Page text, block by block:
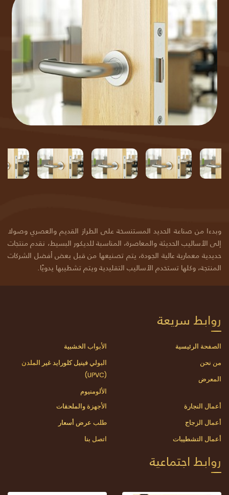
وبدءا من صناعة الحديد المستنسخة على الطراز القديم والعصري وصولا
إلى الأساليب الحديثة والمعاصرة، المناسبة للديكور البسيط، نقدم منتجات
حديدية معمارية عالية الجودة، يتم تصنيعها من قبل بعض أفضل الشركات
المنتجة، وكلها تستخدم الأساليب التقليدية ويتم تشطيبها يدويًا.
روابط سريعة
الصفحة الرئيسية
من نحن
المعرض
الأبواب الخشبية
البولي فينيل كلورايد غير الملدن
(UPVC)
الألومنيوم
أعمال النجارة
أعمال الزجاج
أعمال التشطيبات
الأجهزة والملحقات
طلب عرض أسعار
اتصل بنا
روابط اجتماعية